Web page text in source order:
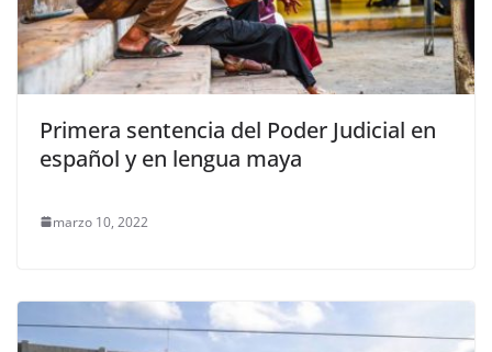
Primera sentencia del Poder Judicial en
español y en lengua maya
marzo 10, 2022